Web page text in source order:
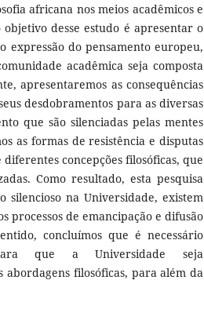
africana nos meios acadêmicos e
desse estudo é apresentar o
expressão do pensamento europeu,
acadêmica seja composta
apresentaremos as consequências
desdobramentos para as diversas
que são silenciadas pelas mentes
as formas de resistência e disputas
concepções filosóficas, que
Como resultado, esta pesquisa
silencioso na Universidade, existem
processos de emancipação e difusão
concluímos que é necessário
que a Universidade seja
filosóficas, para além da